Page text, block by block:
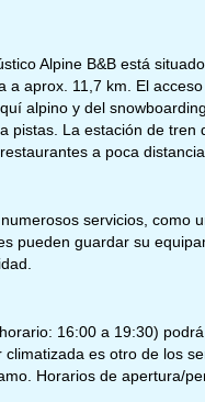
abierto (GMT):
Alpine B&B está
a aprox. 11,7 km. El
alpino y del
pistas. La estación de
a poca
servicios, como
pueden guardar su
16:00 a 19:30)
climatizada es otro de los
Horarios de apertura/